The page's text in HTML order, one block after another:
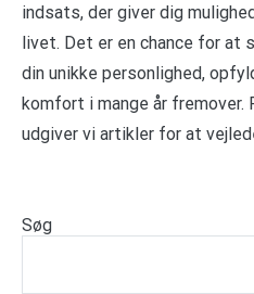
indsats, der giver dig
livet. Det er en chance for at
din unikke personlighed,
komfort i mange år fremover.
udgiver vi artikler for at
Søg